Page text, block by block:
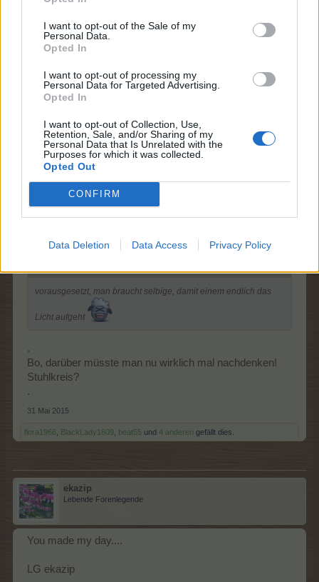
I want to opt-out of the Sale of my
Personal Data.
Opted In
I want to opt-out of processing my
Personal Data for Targeted Advertising.
Opted In
I want to opt-out of Collection, Use,
Retention, Sale, and/or Sharing of my
Personal Data that Is Unrelated with the
Purposes for which it was collected.
Opted Out
CONFIRM
Data Deletion Data Access Privacy Policy
Am besten, man kauft die Glühbirne im Baumarkt Hammer!
Da wird sehr geholfen!
vorausgesetzt, man braucht selbige, damit einem endlich
das Licht aufgeht
31 Mai 2015
-Madness-
Jane_Doe51
Zitat von -Bo-:↑
vorausgesetzt, man braucht selbige, damit einem endlich das
Licht aufgeht
.
Bo, darüber müsste man nu wirklich mal nachdenken!
Stuhlkreis?
.
31 Mai 2015
flora1966 BlackLady1609 beat55 und 4 anderen gefällt dies.
ekazip
Lebende Forenlegende
You made my day....
LG ekazip